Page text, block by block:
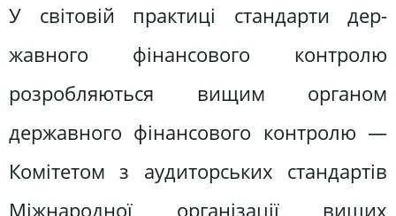
У світовій практиці стандарти дер­
жавного фінансового контролю
розроб­ляються вищим органом
державного фінансового контролю —
Комітетом з аудиторських стандартів
Міжнародної організації вищих